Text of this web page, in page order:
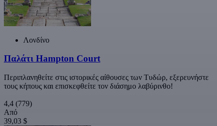
Λονδίνο
Παλάτι Hampton Court
Περιπλανηθείτε στις ιστορικές αίθουσες των Τυδώρ, εξερευνήστε
τους κήπους και επισκεφθείτε τον διάσημο λαβύρινθο!
4,4 (779)
Από
39,03 $